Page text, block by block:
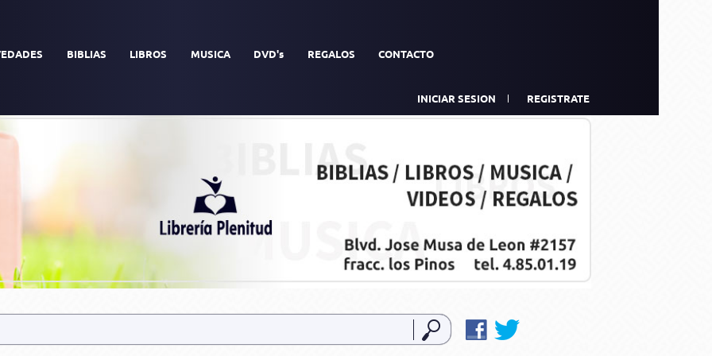
BIBLIAS LIBROS MUSICA DVD's REGALOS CONTACTO
INICIAR SESION REGISTRATE